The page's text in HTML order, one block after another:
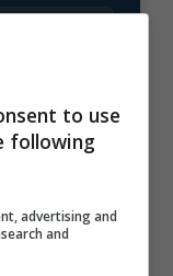
in Bonus
fino a 50€
to use
following
advertising and
and